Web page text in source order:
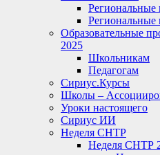
Региональные
Региональные
Образовательные
2025
Школьникам
Педагогам
Сириус.Курсы
Школы –
Уроки настоящего
Сириус ИИ
Неделя СНТР
Неделя СНТР